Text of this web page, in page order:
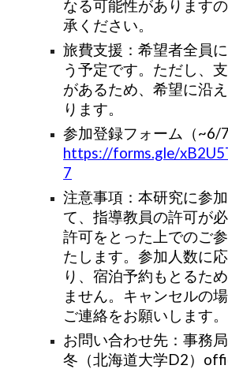
なる可能性があります
承ください。
旅費支援：希望者全員
う予定です。ただし、
があるため、希望に沿
ります。
参加登録フォーム（~6/7
https://forms.gle/
7
注意事項：本研究に参
て、指導教員の許可が
許可をとった上でのご
たします。参加人数に
り、宿泊予約もとるた
ません。キャンセルの
ご連絡をお願いします。
お問い合わせ先：事務
冬（北海道大学D2）